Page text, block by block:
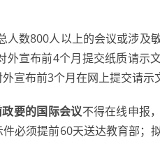
人数800人以上的会议或涉及
外宣布前4个月提交纸质请示
宣布前3个月在网上提交请示
要的国际会议不得在线申报
必须提前60天送达教育部；